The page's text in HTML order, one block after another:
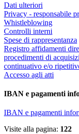
Dati ulteriori
Privacy - responsabile
Whistleblowing
Controlli interni
Spese di rappresentanza
Registro affidamenti
procedimenti di
continuativo e/o
Accesso agli atti
IBAN e pagamenti
IBAN e pagamenti
Visite alla pagina: 122